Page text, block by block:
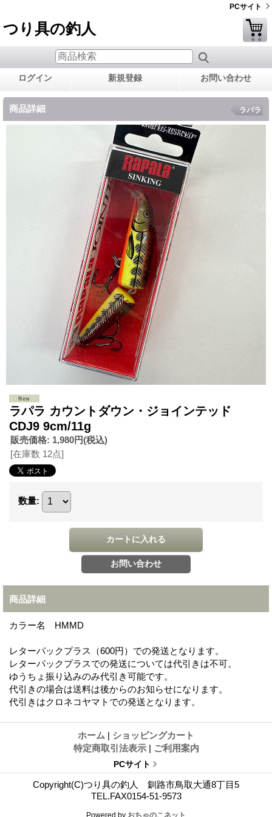
PCサイト
つり具の釣人
ログイン 新規登録 お問い合わせ
商品詳細 ラパラ
ラパラ カウントダウン・ジョインテッド
CDJ9 9cm/11g
販売価格: 1,980円(税込)
[在庫数 12点]
数量:
商品詳細
カラー名 HMMD
レターパックプラス（600円）での発送となります。
レターパックプラスでの発送については代引きは不可。
ゆうちょ振り込みのみ代引き可能です。
代引きの場合は送料は後からのお知らせになります。
代引きはクロネコヤマトでの発送となります。
ホーム | ショッピングカート
特定商取引法表示 | ご利用案内
PCサイト
Copyright(C)つり具の釣人 釧路市鳥取大通8丁目5
TEL.FAX0154-51-9573
Powered by おちゃのこネット